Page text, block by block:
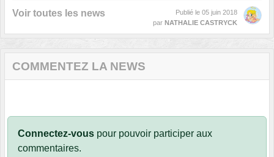
Voir toutes les news Publié le 05 juin 2018
par NATHALIE CASTRYCK
COMMENTEZ LA NEWS
Connectez-vous pour pouvoir participer aux
commentaires.